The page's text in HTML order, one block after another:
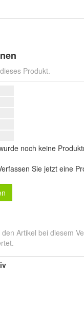
Produkt.
noch keine
Sie jetzt eine
Artikel bei diesem